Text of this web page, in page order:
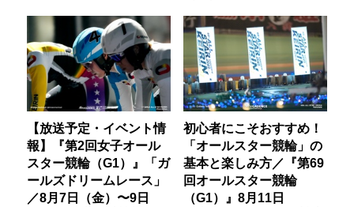
【放送予定・イベント情
報】『第2回女子オール
スター競輪（G1）』「ガ
ールズドリームレース」
／8月7日（金）〜9日
初心者にこそおすすめ！
「オールスター競輪」の
基本と楽しみ方／『第69
回オールスター競輪
（G1）』8月11日